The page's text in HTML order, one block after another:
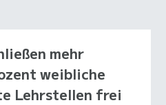
mehr
weibliche
Lehrstellen frei